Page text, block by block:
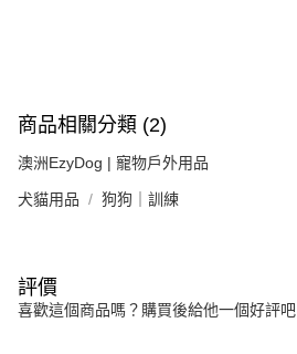
商品相關分類 (2)
澳洲EzyDog | 寵物戶外用品
犬貓用品 狗狗｜訓練
評價
喜歡這個商品嗎？購買後給他一個好評吧